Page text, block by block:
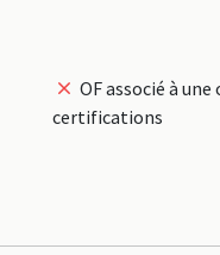
OF associé à
certifications